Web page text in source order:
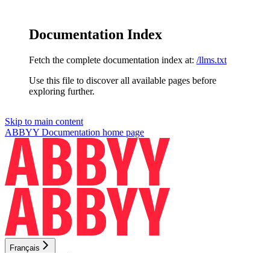
Documentation Index
Fetch the complete documentation index at: /llms.txt
Use this file to discover all available pages before
exploring further.
Skip to main content
ABBYY Documentation home page
Français